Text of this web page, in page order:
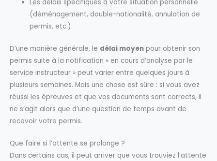
Les délais spécifiques à votre situation personnelle
(déménagement, double-nationalité, annulation de
permis, etc.).
D’une manière générale, le délai moyen pour obtenir son
permis suite à la notification « en cours d’analyse par le
service instructeur » peut varier entre quelques jours à
plusieurs semaines. Mais une chose est sûre : si vous avez
réussi les épreuves et que vos documents sont corrects, il
ne s’agit alors que d’une question de temps avant de
recevoir votre permis.
Que faire si l’attente se prolonge ?
Dans certains cas, il peut arriver que vous trouviez l’attente